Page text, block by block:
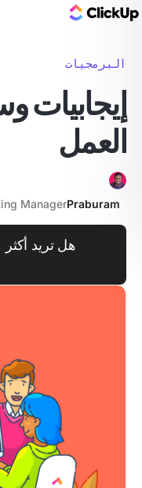
البرمجيات
إيجابيات
العمل
Praburam
Manager
هل تريد